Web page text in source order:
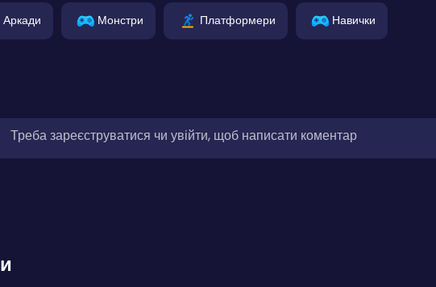
Аркади Монстри Платформери Навички
Треба зареєструватися чи увійти, щоб написати коментар